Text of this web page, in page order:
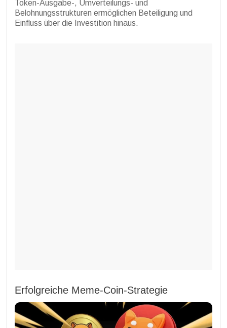
Token-Ausgabe-, Umverteilungs- und
Belohnungsstrukturen ermöglichen Beteiligung und
Einfluss über die Investition hinaus.
Erfolgreiche Meme-Coin-Strategie